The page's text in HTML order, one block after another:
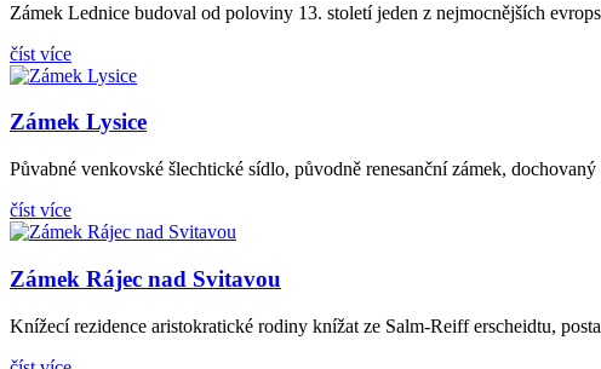
Zámek Lednice budoval od poloviny 13. století jeden z nejmocnějších
číst více
Zámek Lysice
Půvabné venkovské šlechtické sídlo, původně renesanční zámek,
číst více
Zámek Rájec nad Svitavou
Knížecí rezidence aristokratické rodiny knížat ze Salm-Reiff erscheidtu,